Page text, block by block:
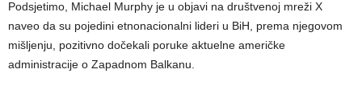
Podsjetimo, Michael Murphy je u objavi na društvenoj mreži X
naveo da su pojedini etnonacionalni lideri u BiH, prema njegovom
mišljenju, pozitivno dočekali poruke aktuelne američke
administracije o Zapadnom Balkanu.